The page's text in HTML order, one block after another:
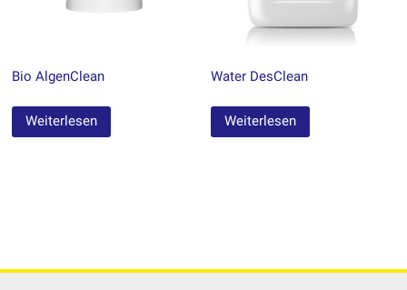
Bio AlgenClean
Weiterlesen
Water DesClean
Weiterlesen